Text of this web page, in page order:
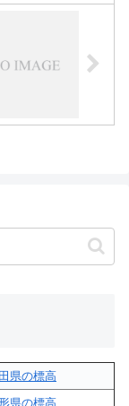
県の標高
県の標高